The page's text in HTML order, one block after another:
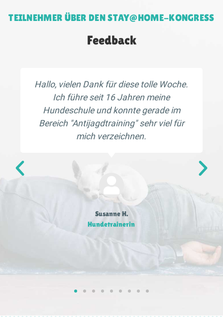
TEILNEHMER ÜBER DEN STAY@HOME-KONGRESS
Feedback
Hallo, vielen Dank für diese tolle Woche.
Ich führe seit 16 Jahren meine
Hundeschule und konnte gerade im
Bereich "Antijagdtraining" sehr viel für
mich verzeichnen.
Susanne H.
Hundetrainerin